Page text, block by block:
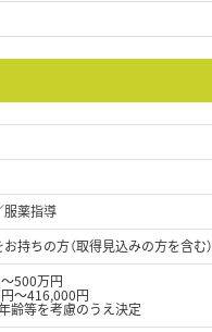
服薬指導
持ちの方（取得見込みの方を含む）
500万円
～416,000円
齢等を考慮のうえ決定